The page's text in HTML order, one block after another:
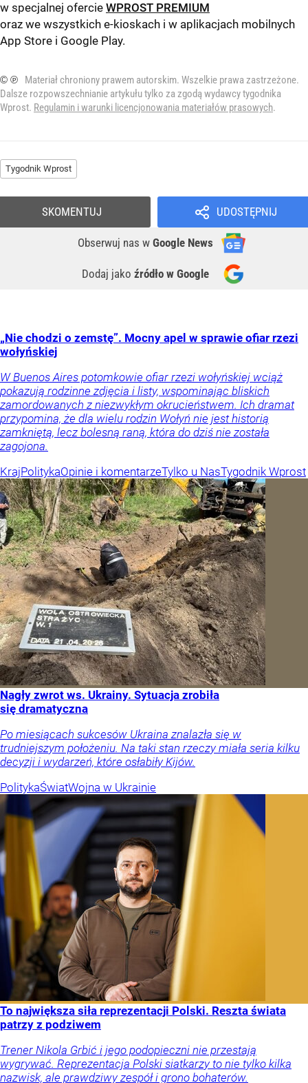
w specjalnej ofercie WPROST PREMIUM
oraz we wszystkich e-kioskach i w aplikacjach mobilnych
App Store i Google Play.
© ℗
Materiał chroniony prawem autorskim. Wszelkie prawa zastrzeżone.
Dalsze rozpowszechnianie artykułu tylko za zgodą wydawcy tygodnika
Wprost. Regulamin i warunki licencjonowania materiałów prasowych.
Tygodnik Wprost
UDOSTĘPNIJ
Obserwuj nas w Google News
Dodaj jako źródło w Google
SKOMENTUJ
„Nie chodzi o zemstę”. Mocny apel w sprawie ofiar rzezi
wołyńskiej
W Buenos Aires potomkowie ofiar rzezi wołyńskiej wciąż
pokazują rodzinne zdjęcia i listy, wspominając bliskich
zamordowanych z niezwykłym okrucieństwem. Ich dramat
przypomina, że dla wielu rodzin Wołyń nie jest historią
zamkniętą, lecz bolesną raną, która do dziś nie została
zagojona.
KrajPolitykaOpinie i komentarzeTylko u NasTygodnik Wprost
Nagły zwrot ws. Ukrainy. Sytuacja zrobiła
się dramatyczna
Po miesiącach sukcesów Ukraina znalazła się w
trudniejszym położeniu. Na taki stan rzeczy miała seria kilku
decyzji i wydarzeń, które osłabiły Kijów.
PolitykaŚwiatWojna w Ukrainie
To największa siła reprezentacji Polski. Reszta świata
patrzy z podziwem
Trener Nikola Grbić i jego podopieczni nie przestają
wygrywać. Reprezentacja Polski siatkarzy to nie tylko kilka
nazwisk, ale prawdziwy zespół i grono bohaterów.